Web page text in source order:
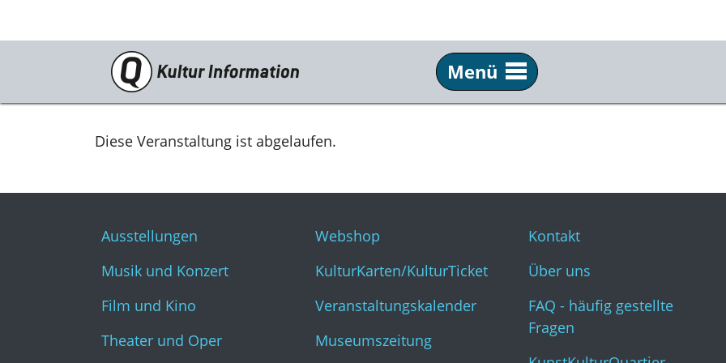
Menü
Veranstaltungen
Ausstellungen
Theater und Oper
Literatur
Service
Museumszeitung
Diese Veranstaltung ist abgelaufen.
Ausstellungen
Musik und Konzert
Film und Kino
Theater und Oper
Webshop
KulturKarten/KulturTicket
Veranstaltungskalender
Museumszeitung
Kontakt
Über uns
FAQ - häufig gestellte
Fragen